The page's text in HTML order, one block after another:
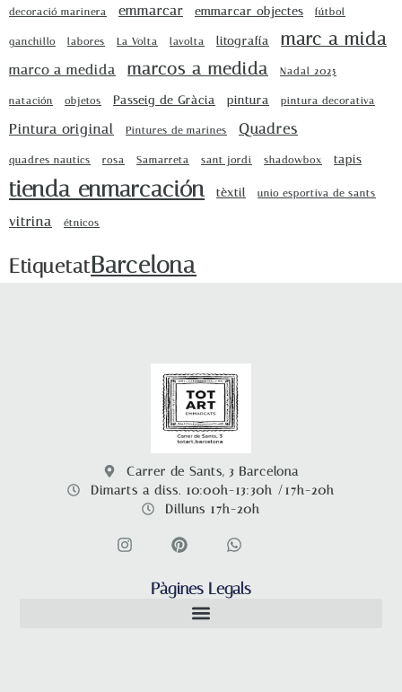
decoració marinera emmarcar emmarcar objectes fútbol
ganchillo labores La Volta lavolta litografía marc a mida
marco a medida marcos a medida Nadal 2025
natación objetos Passeig de Gràcia pintura pintura decorativa
Pintura original Pintures de marines Quadres
quadres nautics rosa Samarreta sant jordi shadowbox tapis
tienda enmarcación tèxtil unio esportiva de sants
vitrina étnicos
EtiquetatBarcelona
Carrer de Sants, 3 Barcelona
Dimarts a diss. 10:00h-13:30h /17h-20h
Dilluns 17h-20h
Pàgines Legals